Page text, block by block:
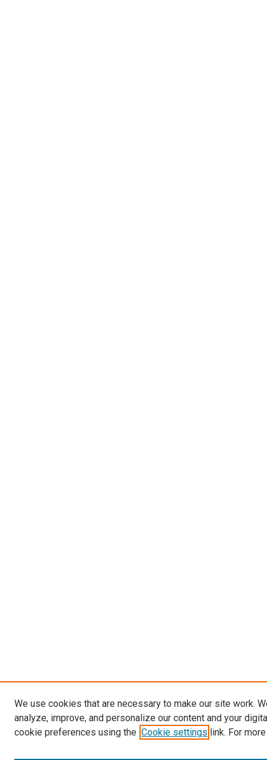
We use cookies that are necessary to make our site work.
analyze, improve, and personalize our content and your
cookie preferences using the Cookie settings link. For